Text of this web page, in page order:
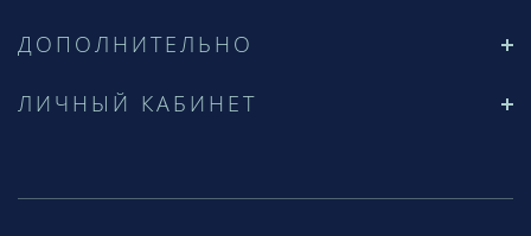
ДОПОЛНИТЕЛЬНО
ЛИЧНЫЙ КАБИНЕТ